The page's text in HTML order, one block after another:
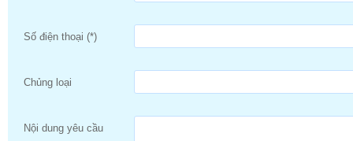
Số điện thoại (*)
Chủng loại
Nội dung yêu cầu